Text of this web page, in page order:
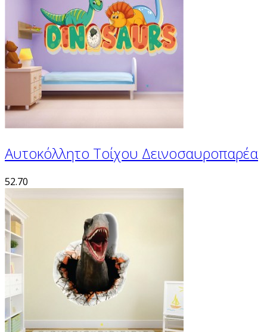
Αυτοκόλλητο Τοίχου Δεινοσαυροπαρέα
52.70